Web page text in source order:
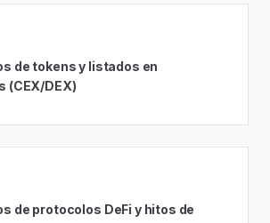
de tokens y listados en
(CEX/DEX)
de protocolos DeFi y hitos de